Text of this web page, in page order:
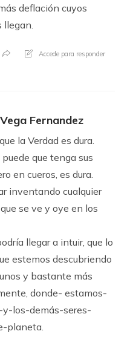
deflación cuyos
llegan.
Accede para responder
Fernandez
la Verdad es dura.
que tenga sus
en cueros, es dura.
inventando cualquier
se ve y oye en los
llegar a intuir, que lo
estemos descubriendo
y bastante más
donde- estamos-
los-demás-seres-
planeta.